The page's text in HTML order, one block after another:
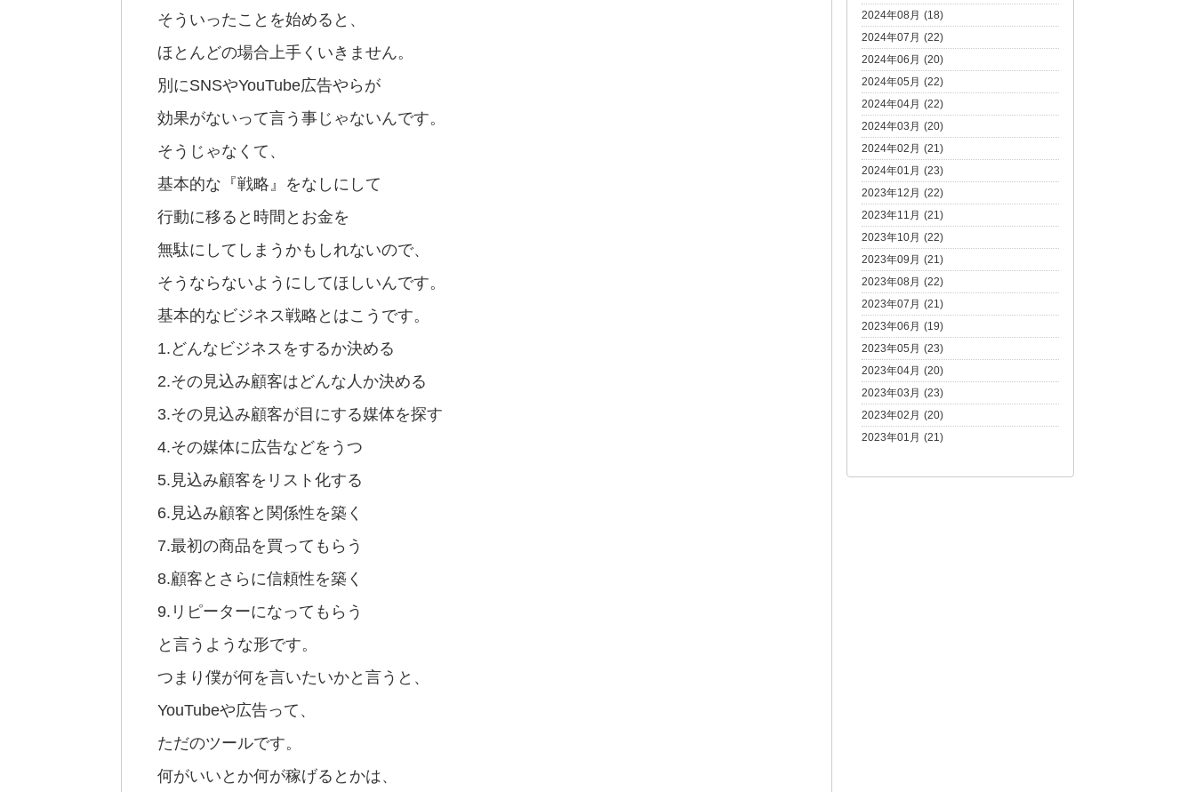
そういったことを始めると、
ほとんどの場合上手くいきません。
別にSNSやYouTube広告やらが
効果がないって言う事じゃないんです。
そうじゃなくて、
基本的な『戦略』をなしにして
行動に移ると時間とお金を
無駄にしてしまうかもしれないので、
そうならないようにしてほしいんです。
基本的なビジネス戦略とはこうです。
1.どんなビジネスをするか決める
2.その見込み顧客はどんな人か決める
3.その見込み顧客が目にする媒体を探す
4.その媒体に広告などをうつ
5.見込み顧客をリスト化する
6.見込み顧客と関係性を築く
7.最初の商品を買ってもらう
8.顧客とさらに信頼性を築く
9.リピーターになってもらう
と言うような形です。
つまり僕が何を言いたいかと言うと、
YouTubeや広告って、
ただのツールです。
何がいいとか何が稼げるとかは、
2024年08月 (18)
2024年07月 (22)
2024年06月 (20)
2024年05月 (22)
2024年04月 (22)
2024年03月 (20)
2024年02月 (21)
2024年01月 (23)
2023年12月 (22)
2023年11月 (21)
2023年10月 (22)
2023年09月 (21)
2023年08月 (22)
2023年07月 (21)
2023年06月 (19)
2023年05月 (23)
2023年04月 (20)
2023年03月 (23)
2023年02月 (20)
2023年01月 (21)